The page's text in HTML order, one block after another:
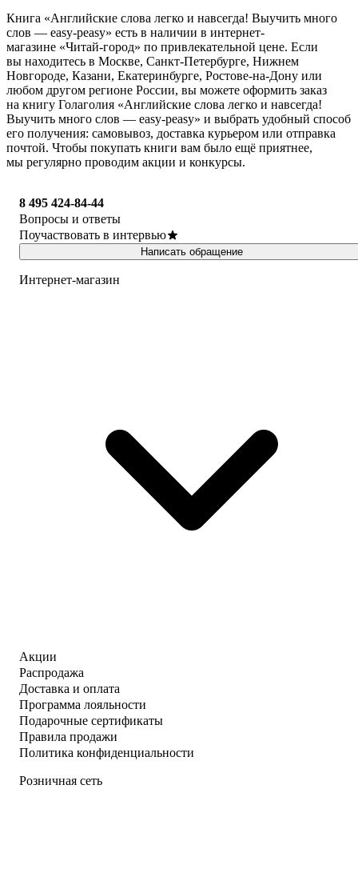
Книга «Английские слова легко и навсегда! Выучить много
слов — easy-peasy» есть в наличии в интернет-
магазине «Читай-город» по привлекательной цене. Если
вы находитесь в Москве, Санкт-Петербурге, Нижнем
Новгороде, Казани, Екатеринбурге, Ростове-на-Дону или
любом другом регионе России, вы можете оформить заказ
на книгу Голаголия «Английские слова легко и навсегда!
Выучить много слов — easy-peasy» и выбрать удобный способ
его получения: самовывоз, доставка курьером или отправка
почтой. Чтобы покупать книги вам было ещё приятнее,
мы регулярно проводим акции и конкурсы.
8 495 424-84-44
Вопросы и ответы
Поучаствовать в интервью
Написать обращение
Интернет-магазин
Акции
Распродажа
Доставка и оплата
Программа лояльности
Подарочные сертификаты
Правила продажи
Политика конфиденциальности
Розничная сеть